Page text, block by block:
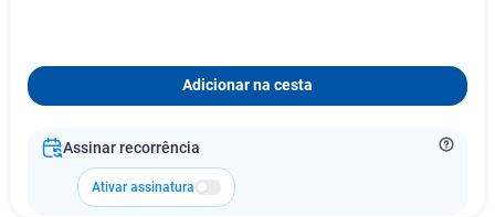
Adicionar na cesta
Assinar recorrência
Ativar assinatura